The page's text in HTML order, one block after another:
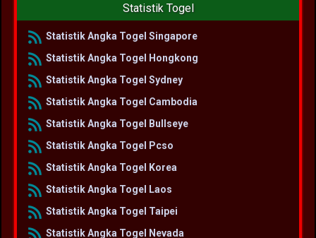
Statistik Togel
Statistik Angka Togel Singapore
Statistik Angka Togel Hongkong
Statistik Angka Togel Sydney
Statistik Angka Togel Cambodia
Statistik Angka Togel Bullseye
Statistik Angka Togel Pcso
Statistik Angka Togel Korea
Statistik Angka Togel Laos
Statistik Angka Togel Taipei
Statistik Angka Togel Nevada